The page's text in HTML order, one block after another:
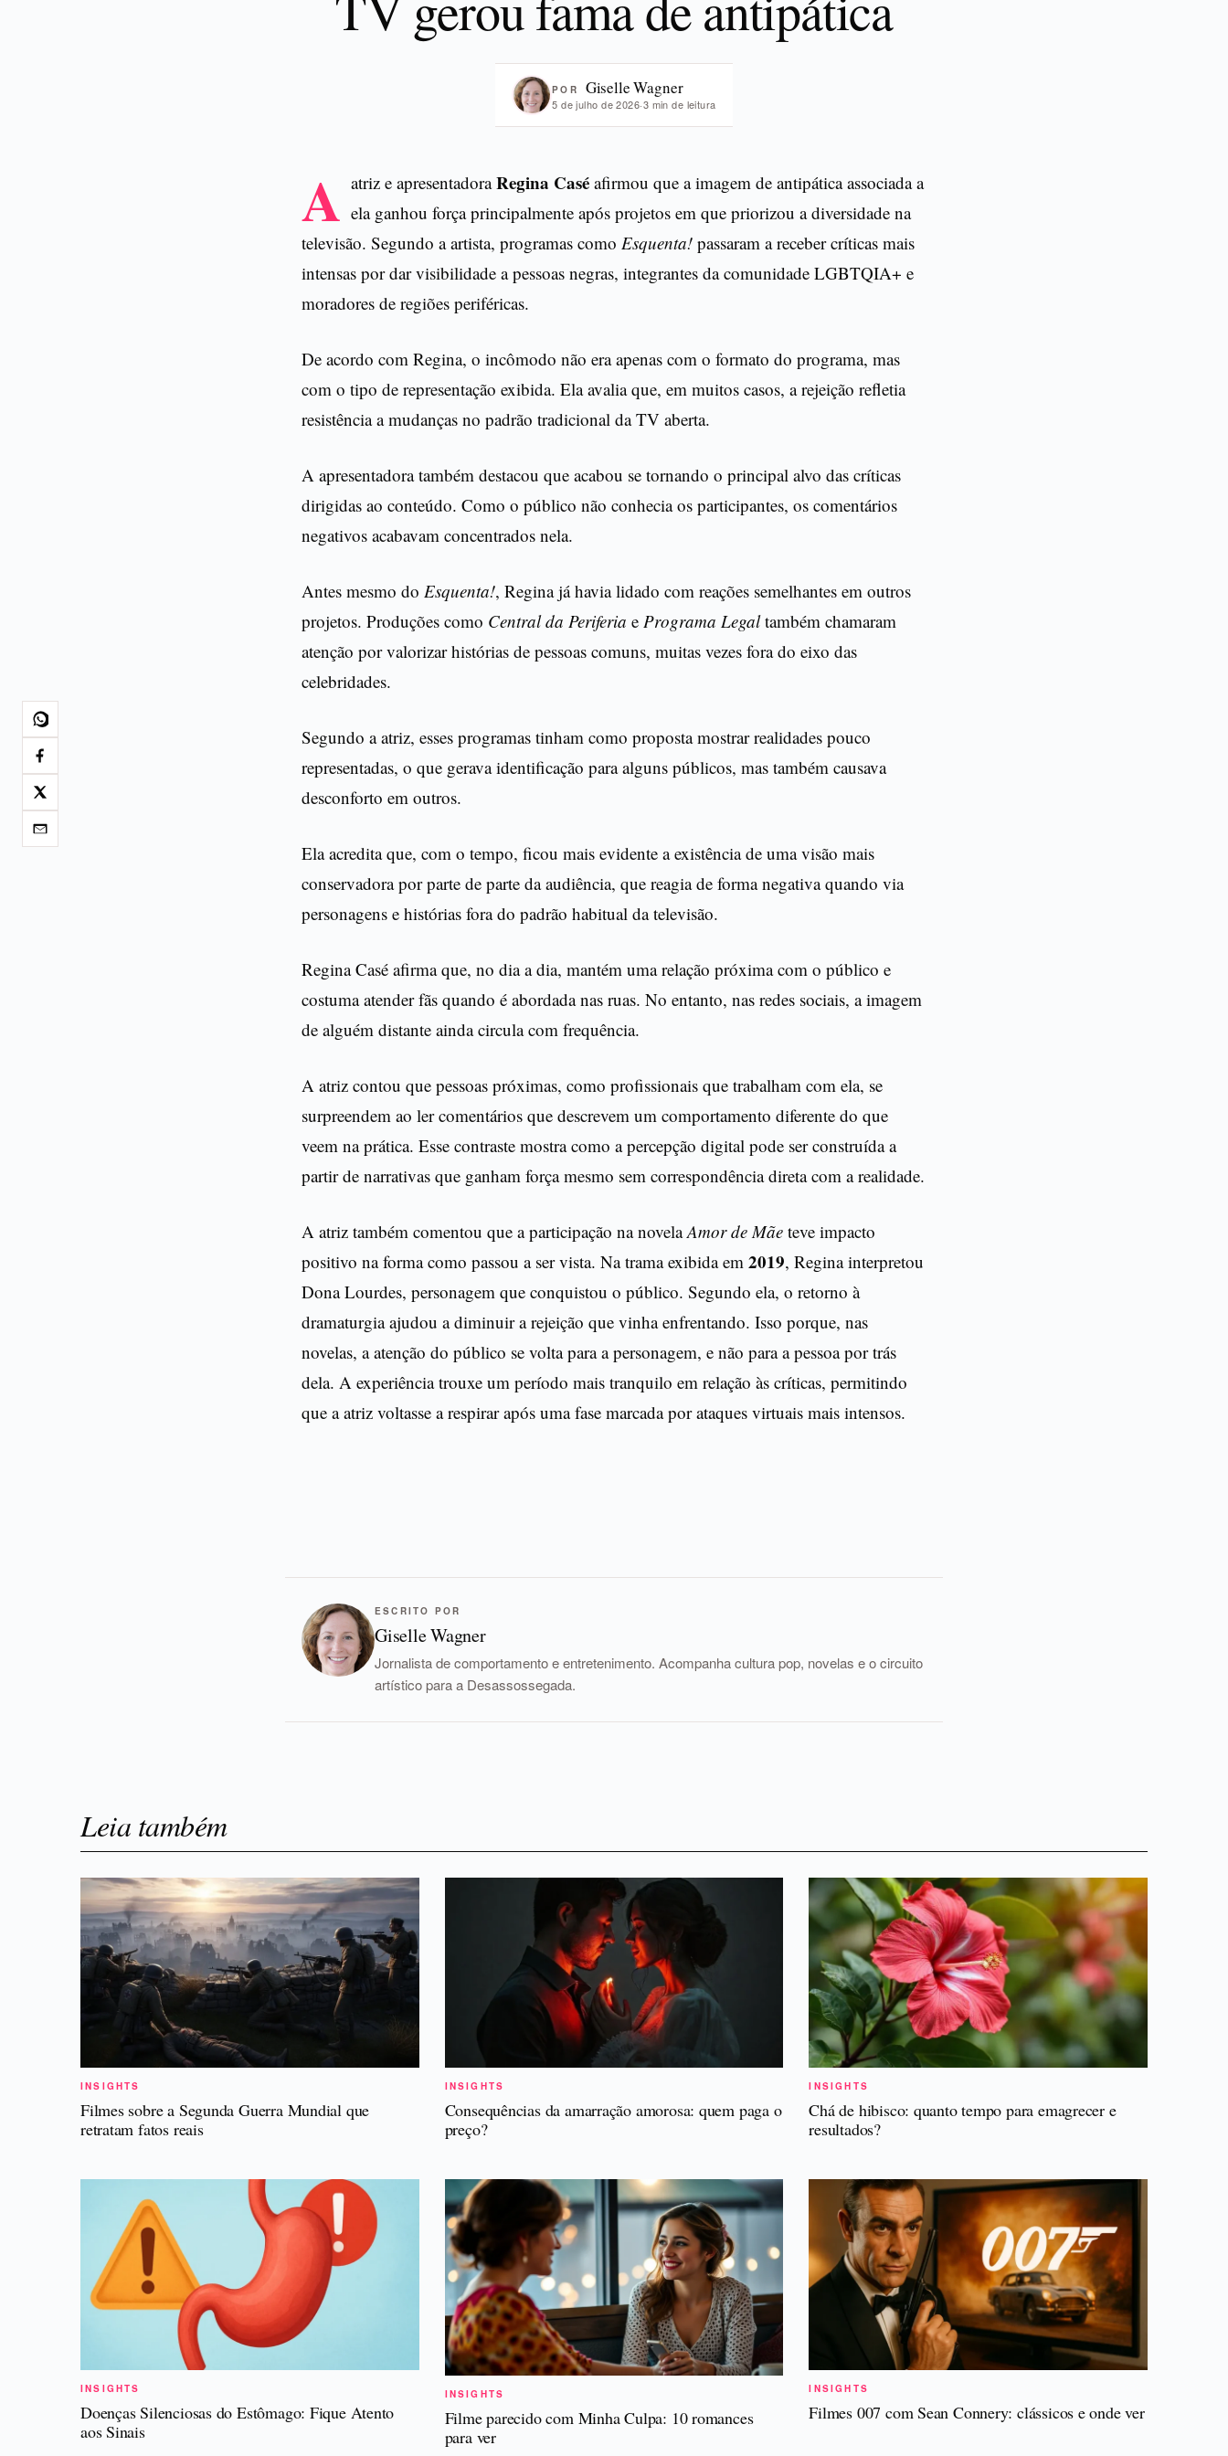
POR Giselle Wagner
5 de julho de 2026·3 min de leitura
A atriz e apresentadoraRegina Casé afirmou que a imagem de antipática associada a
ela ganhou força principalmente após projetos em que priorizou a diversidade na
televisão. Segundo a artista, programas como Esquenta! passaram a receber críticas mais
intensas por dar visibilidade a pessoas negras, integrantes da comunidade LGBTQIA+ e
moradores de regiões periféricas.
De acordo com Regina, o incômodo não era apenas com o formato do programa, mas
com o tipo de representação exibida. Ela avalia que, em muitos casos, a rejeição refletia
resistência a mudanças no padrão tradicional da TV aberta.
A apresentadora também destacou que acabou se tornando o principal alvo das críticas
dirigidas ao conteúdo. Como o público não conhecia os participantes, os comentários
negativos acabavam concentrados nela.
Antes mesmo do Esquenta!, Regina já havia lidado com reações semelhantes em outros
projetos. Produções como Central da Periferia e Programa Legaltambém chamaram
atenção por valorizar histórias de pessoas comuns, muitas vezes fora do eixo das
celebridades.
Segundo a atriz, esses programas tinham como proposta mostrar realidades pouco
representadas, o que gerava identificação para alguns públicos, mas também causava
desconforto em outros.
Ela acredita que, com o tempo, ficou mais evidente a existência de uma visão mais
conservadora por parte de parte da audiência, que reagia de forma negativa quando via
personagens e histórias fora do padrão habitual da televisão.
Regina Casé afirma que, no dia a dia, mantém uma relação próxima com o público e
costuma atender fãs quando é abordada nas ruas. No entanto, nas redes sociais, a imagem
de alguém distante ainda circula com frequência.
A atriz contou que pessoas próximas, como profissionais que trabalham com ela, se
surpreendem ao ler comentários que descrevem um comportamento diferente do que
veem na prática. Esse contraste mostra como a percepção digital pode ser construída a
partir de narrativas que ganham força mesmo sem correspondência direta com a realidade.
A atriz também comentou que a participação na novelaAmor de Mãe teve impacto
positivo na forma como passou a ser vista. Na trama exibida em 2019, Regina interpretou
Dona Lourdes, personagem que conquistou o público. Segundo ela, o retorno à
dramaturgia ajudou a diminuir a rejeição que vinha enfrentando. Isso porque, nas
novelas, a atenção do público se volta para a personagem, e não para a pessoa por trás
dela. A experiência trouxe um período mais tranquilo em relação às críticas, permitindo
que a atriz voltasse a respirar após uma fase marcada por ataques virtuais mais intensos.
ESCRITO POR
Giselle Wagner
Jornalista de comportamento e entretenimento. Acompanha cultura pop, novelas e o circuito
artístico para a Desassossegada.
Leia também
INSIGHTS
Filmes sobre a Segunda Guerra Mundial que
retratam fatos reais
INSIGHTS
Consequências da amarração amorosa: quem paga o
preço?
INSIGHTS
Chá de hibisco: quanto tempo para emagrecer e
resultados?
INSIGHTS
Doenças Silenciosas do Estômago: Fique Atento
aos Sinais
INSIGHTS
Filme parecido com Minha Culpa: 10 romances
para ver
INSIGHTS
Filmes 007 com Sean Connery: clássicos e onde ver